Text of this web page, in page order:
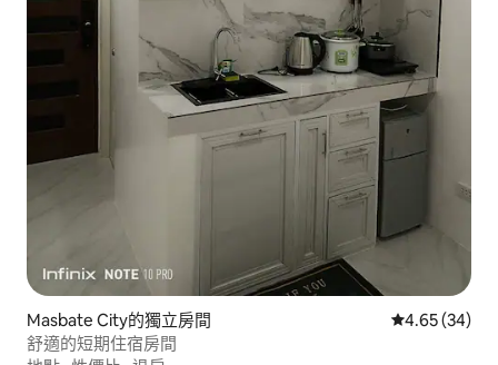
Masbate City的獨立房間 從 34 則評價
4.65 (34)
舒適的短期住宿房間